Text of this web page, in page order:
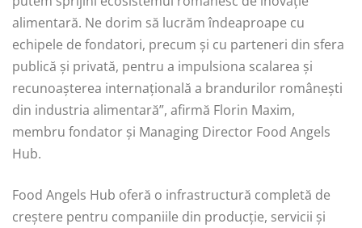
alimentară. Ne dorim să lucrăm îndeaproape cu
echipele de fondatori, precum și cu parteneri din sfera
publică și privată, pentru a impulsiona scalarea și
recunoașterea internațională a brandurilor românești
din industria alimentară”, afirmă Florin Maxim,
membru fondator și Managing Director Food Angels
Hub.
Food Angels Hub oferă o infrastructură completă de
creștere pentru companiile din producție, servicii și